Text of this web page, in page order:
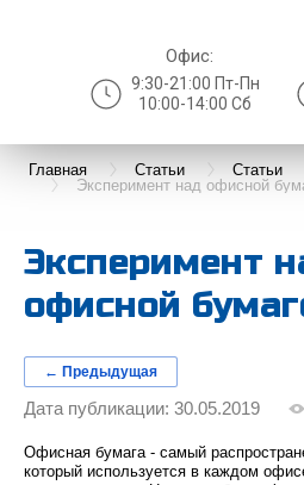
Офис:
9:30-21:00 Пт-Пн
10:00-14:00 Сб
Главная Статьи
Статьи
Эксперимент над офисной
Эксперимент
офисной
← Предыдущая
Дата публикации: 30.05.2019
Офисная бумага - самый
который используется в каждом